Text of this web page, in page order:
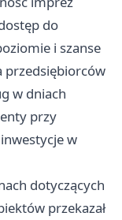
do
i szanse
przedsiębiorców
w dniach
przy
w
dotyczących
przekazał